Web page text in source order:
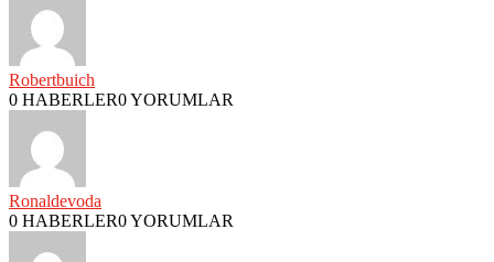
Robertbuich
0 HABERLER0 YORUMLAR
Ronaldevoda
0 HABERLER0 YORUMLAR